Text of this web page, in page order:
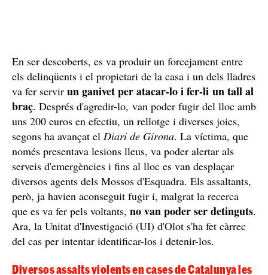
En ser descoberts, es va produir un forcejament entre
els delinqüents i el propietari de la casa i un dels lladres
va fer servir un ganivet per atacar-lo i fer-li un tall al
braç. Després d'agredir-lo, van poder fugir del lloc amb
uns 200 euros en efectiu, un rellotge i diverses joies,
segons ha avançat el Diari de Girona. La víctima, que
només presentava lesions lleus, va poder alertar als
serveis d'emergències i fins al lloc es van desplaçar
diversos agents dels Mossos d'Esquadra. Els assaltants,
però, ja havien aconseguit fugir i, malgrat la recerca
que es va fer pels voltants, no van poder ser detinguts.
Ara, la Unitat d'Investigació (UI) d'Olot s'ha fet càrrec
del cas per intentar identificar-los i detenir-los.
Diversos assalts violents en cases de Catalunya les